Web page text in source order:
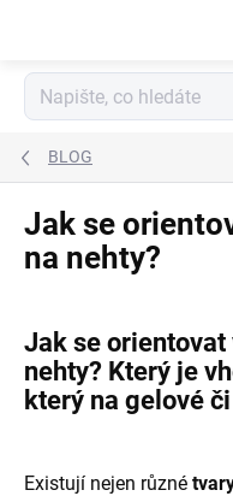
BLOG
Jak se
na nehty?
Jak se
nehty? Který je
který na gelové
Existují nejen různé